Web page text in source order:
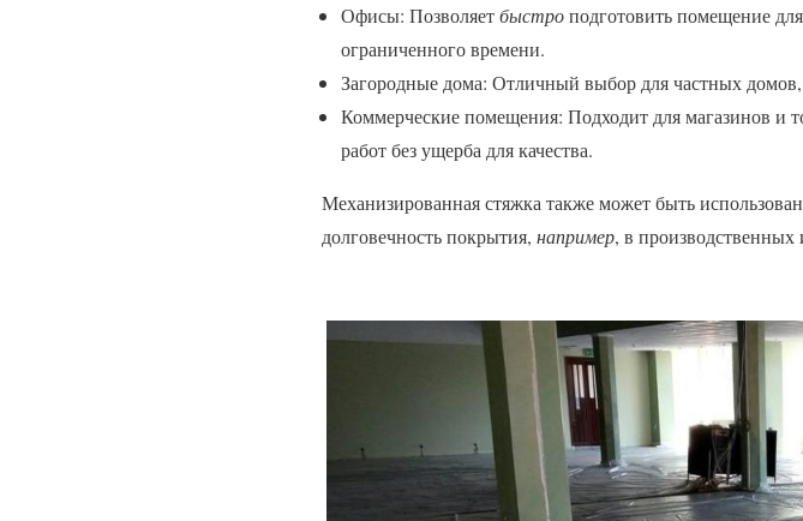
Офисы: Позволяетбыстроподготовить помещение
ограниченного времени.
Загородные дома: Отличный выбор для частных
Коммерческие помещения: Подходит для магазинов и
работ без ущерба для качества.
Механизированная стяжка также может быть
долговечность покрытия, например, в